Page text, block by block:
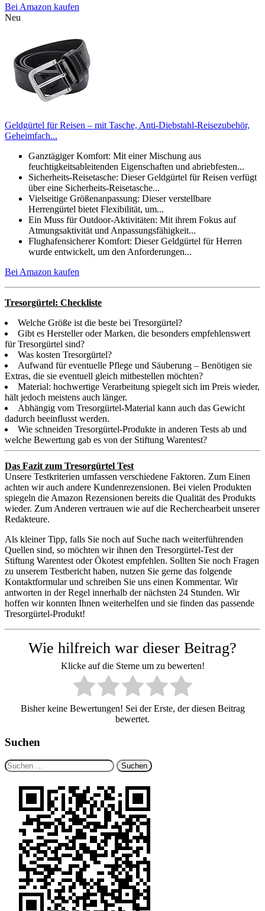
Bei Amazon kaufen
Neu
Geldgürtel für Reisen – mit Tasche, Anti-Diebstahl-Reisezubehör,
Geheimfach...
Ganztägiger Komfort: Mit einer Mischung aus
feuchtigkeitsableitenden Eigenschaften und abriebfesten...
Sicherheits-Reisetasche: Dieser Geldgürtel für Reisen verfügt
über eine Sicherheits-Reisetasche...
Vielseitige Größenanpassung: Dieser verstellbare
Herrengürtel bietet Flexibilität, um...
Ein Muss für Outdoor-Aktivitäten: Mit ihrem Fokus auf
Atmungsaktivität und Anpassungsfähigkeit...
Flughafensicherer Komfort: Dieser Geldgürtel für Herren
wurde entwickelt, um den Anforderungen...
Bei Amazon kaufen
Tresorgürtel: Checkliste
Welche Größe ist die beste bei Tresorgürtel?
Gibt es Hersteller oder Marken, die besonders empfehlenswert
für Tresorgürtel sind?
Was kosten Tresorgürtel?
Aufwand für eventuelle Pflege und Säuberung – Benötigen sie
Extras, die sie eventuell gleich mitbestellen möchten?
Material: hochwertige Verarbeitung spiegelt sich im Preis wieder,
hält jedoch meistens auch länger.
Abhängig vom Tresorgürtel-Material kann auch das Gewicht
dadurch beeinflusst werden.
Wie schneiden Tresorgürtel-Produkte in anderen Tests ab und
welche Bewertung gab es von der Stiftung Warentest?
Das Fazit zum Tresorgürtel Test
Unsere Testkriterien umfassen verschiedene Faktoren. Zum Einen
achten wir auch andere Kundenrezensionen. Bei vielen Produkten
spiegeln die Amazon Rezensionen bereits die Qualität des Produkts
wieder. Zum Anderen vertrauen wie auf die Recherchearbeit unserer
Redakteure.
Als kleiner Tipp, falls Sie noch auf Suche nach weiterführenden
Quellen sind, so möchten wir ihnen den Tresorgürtel-Test der
Stiftung Warentest oder Ökotest empfehlen. Sollten Sie noch Fragen
zu unserem Testbericht haben, nutzen Sie gerne das folgende
Kontaktformular und schreiben Sie uns einen Kommentar. Wir
antworten in der Regel innerhalb der nächsten 24 Stunden. Wir
hoffen wir konnten Ihnen weiterhelfen und sie finden das passende
Tresorgürtel-Produkt!
Wie hilfreich war dieser Beitrag?
Klicke auf die Sterne um zu bewerten!
Bisher keine Bewertungen! Sei der Erste, der diesen Beitrag
bewertet.
Suchen
Suchen
nach: